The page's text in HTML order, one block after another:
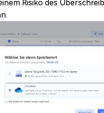
Risiko des